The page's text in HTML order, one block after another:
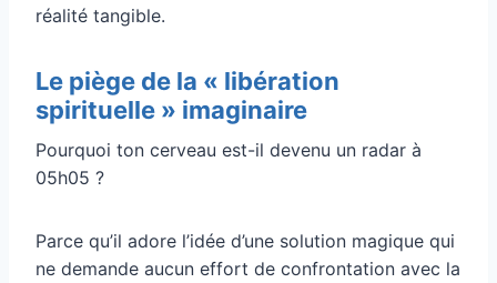
réalité tangible.
Le piège de la « libération
spirituelle » imaginaire
Pourquoi ton cerveau est-il devenu un radar à
05h05 ?
Parce qu’il adore l’idée d’une solution magique qui
ne demande aucun effort de confrontation avec la